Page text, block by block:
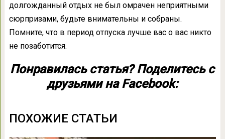
долгожданный отдых не был омрачен неприятными
сюрпризами, будьте внимательны и собраны.
Помните, что в период отпуска лучше вас о вас никто
не позаботится.
Понравилась статья? Поделитесь с
друзьями на Facebook:
ПОХОЖИЕ СТАТЬИ